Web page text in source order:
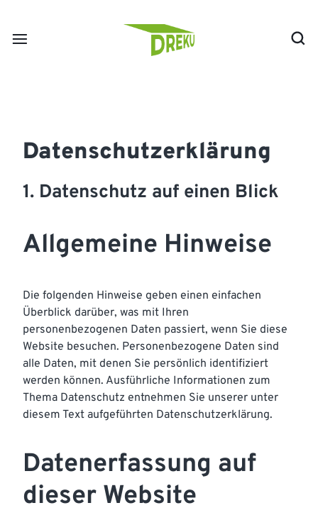
Datenschutz­erklärung
1. Datenschutz auf einen Blick
Allgemeine Hinweise
Die folgenden Hinweise geben einen einfachen
Überblick darüber, was mit Ihren
personenbezogenen Daten passiert, wenn Sie diese
Website besuchen. Personenbezogene Daten sind
alle Daten, mit denen Sie persönlich identifiziert
werden können. Ausführliche Informationen zum
Thema Datenschutz entnehmen Sie unserer unter
diesem Text aufgeführten Datenschutzerklärung.
Datenerfassung auf
dieser Website